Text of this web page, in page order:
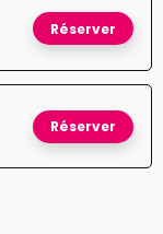
Réserver
Réserver